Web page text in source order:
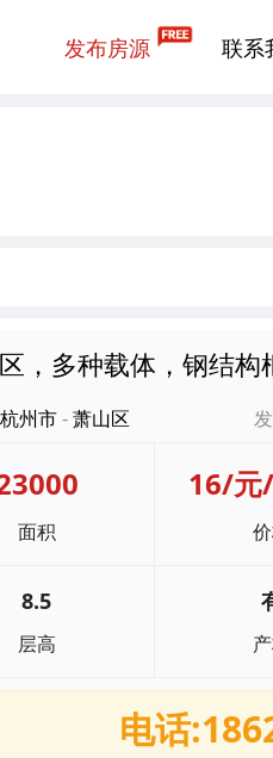
发布房源 联系
，多种载体，钢结
杭州市-萧山区
面积
16/元
8.5
层高
电话